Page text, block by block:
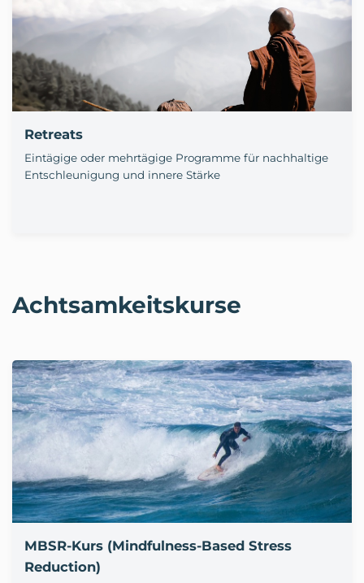
Retreats
Eintägige oder mehrtägige Programme für nachhaltige
Entschleunigung und innere Stärke
Achtsamkeitskurse
MBSR-Kurs (Mindfulness-Based Stress
Reduction)